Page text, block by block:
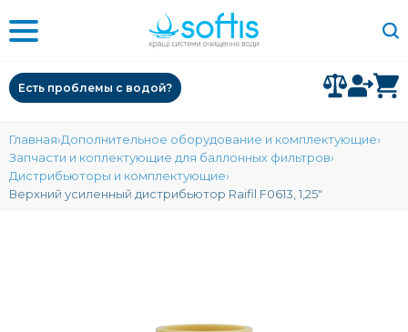
Есть проблемы с водой?
Главная Дополнительное оборудование и комплектующие
Запчасти и коплектующие для баллонных фильтров
Дистрибьюторы и комплектующие
Верхний усиленный дистрибьютор Raifil F0613, 1,25″